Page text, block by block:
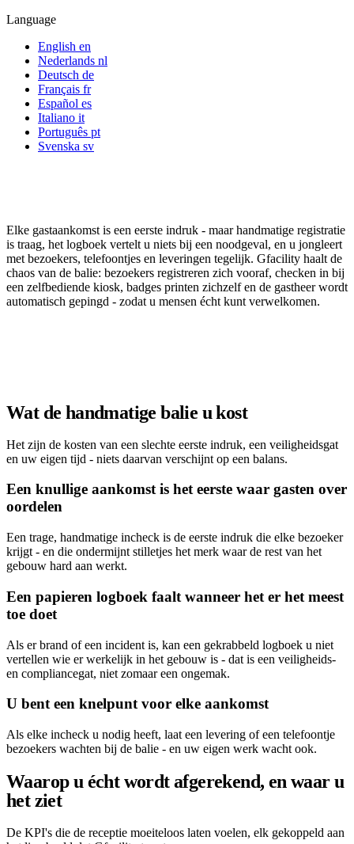
Language
English en
Nederlands nl
Deutsch de
Français fr
Español es
Italiano it
Português pt
Svenska sv
Elke gastaankomst is een eerste indruk - maar handmatige registratie
is traag, het logboek vertelt u niets bij een noodgeval, en u jongleert
met bezoekers, telefoontjes en leveringen tegelijk. Gfacility haalt de
chaos van de balie: bezoekers registreren zich vooraf, checken in bij
een zelfbediende kiosk, badges printen zichzelf en de gastheer wordt
automatisch gepingd - zodat u mensen écht kunt verwelkomen.
Wat de handmatige balie u kost
Het zijn de kosten van een slechte eerste indruk, een veiligheidsgat
en uw eigen tijd - niets daarvan verschijnt op een balans.
Een knullige aankomst is het eerste waar gasten over
oordelen
Een trage, handmatige incheck is de eerste indruk die elke bezoeker
krijgt - en die ondermijnt stilletjes het merk waar de rest van het
gebouw hard aan werkt.
Een papieren logboek faalt wanneer het er het meest
toe doet
Als er brand of een incident is, kan een gekrabbeld logboek u niet
vertellen wie er werkelijk in het gebouw is - dat is een veiligheids-
en compliancegat, niet zomaar een ongemak.
U bent een knelpunt voor elke aankomst
Als elke incheck u nodig heeft, laat een levering of een telefoontje
bezoekers wachten bij de balie - en uw eigen werk wacht ook.
Waarop u écht wordt afgerekend, en waar u
het ziet
De KPI's die de receptie moeiteloos laten voelen, elk gekoppeld aan